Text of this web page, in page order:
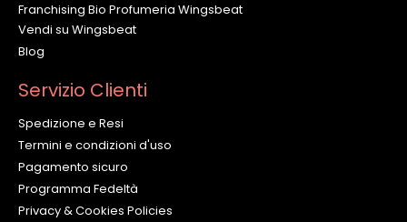
Franchising Bio Profumeria Wingsbeat
Vendi su Wingsbeat
Blog
Servizio Clienti
Spedizione e Resi
Termini e condizioni d'uso
Pagamento sicuro
Programma Fedeltà
Privacy & Cookies Policies